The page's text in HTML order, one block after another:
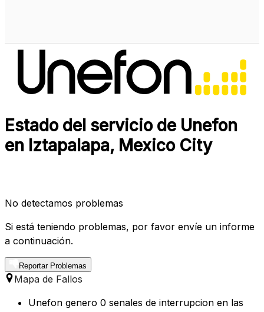
Estado del servicio de Unefon
en Iztapalapa, Mexico City
No detectamos problemas
Si está teniendo problemas, por favor envíe un informe
a continuación.
Reportar Problemas
Mapa de Fallos
Unefon genero 0 senales de interrupcion en las